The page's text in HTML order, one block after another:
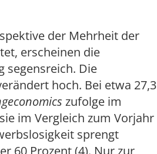
der Mehrheit der
erscheinen die
segensreich. Die
hoch. Bei etwa 27,3
zufolge im
im Vergleich zum Vorjahr
sprengt